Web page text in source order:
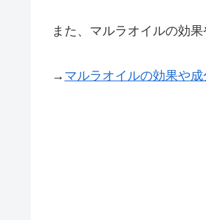
また、マルラオイルの効
→ マルラオイルの効果や